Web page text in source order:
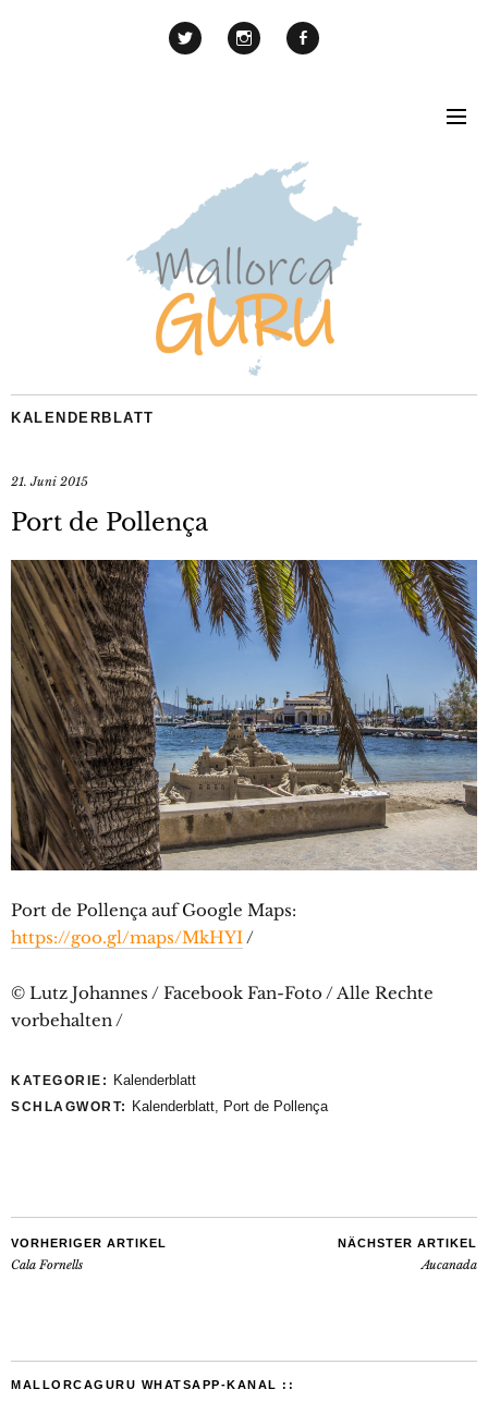
KALENDERBLATT
21. Juni 2015
Port de Pollença
Port de Pollença auf Google Maps:
https://goo.gl/maps/MkHYI/
© Lutz Johannes / Facebook Fan-Foto / Alle Rechte
vorbehalten /
KATEGORIE: Kalenderblatt
SCHLAGWORT: Kalenderblatt, Port de Pollença
VORHERIGER ARTIKEL
Cala Fornells
NÄCHSTER ARTIKEL
Aucanada
MALLORCAGURU WHATSAPP-KANAL ::